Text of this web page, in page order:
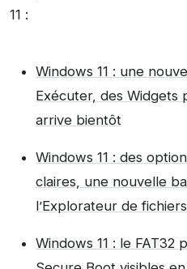
11 :
Windows 11 : une
Exécuter, des Widgets
arrive bientôt
Windows 11 : des
claires, une nouvelle
l’Explorateur de
Windows 11 : le FAT32